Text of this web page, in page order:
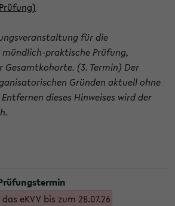
für die
praktische Prüfung,
Gesamtkohorte. (3. Termin) Der
Gründen aktuell ohne
dieses Hinweises wird der
eKVV bis zum 28.07.26